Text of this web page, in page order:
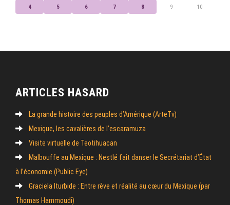
4 5 6 7 8 9 10
ARTICLES HASARD
La grande histoire des peuples d’Amérique (ArteTv)
Mexique, les cavalières de l’escaramuza
Visite virtuelle de Teotihuacan
Malbouffe au Mexique : Nestlé fait danser le Secrétariat d’État
à l’économie (Public Eye)
Graciela Iturbide : Entre rêve et réalité au cœur du Mexique (par
Thomas Hammoudi)